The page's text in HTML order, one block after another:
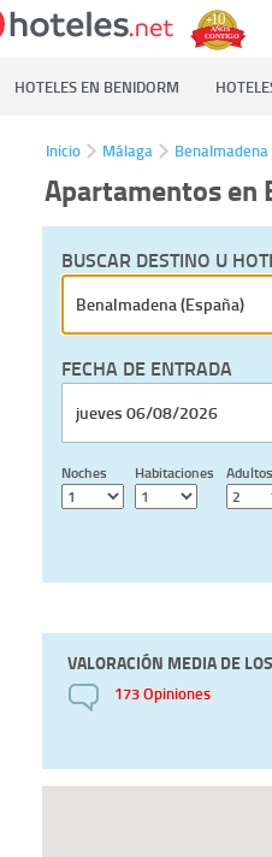
HOTELES EN BENIDORM
Inicio Málaga Benalmadena
Apartamentos en
BUSCAR DESTINO U
FECHA DE ENTRADA
Noches Habitaciones Adultos
VALORACIÓN MEDIA DE
173 Opiniones